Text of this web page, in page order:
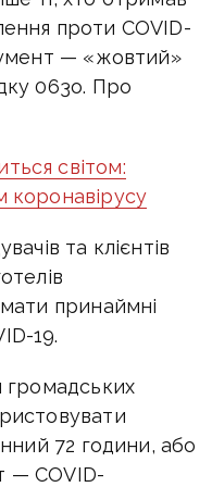
проти COVID-
— «жовтий»
063о. Про
світом:
та клієнтів
принаймні
19.
громадських
72 години, або
— COVID-